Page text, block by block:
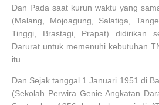
Dan Pada saat kurun waktu yang
(Malang, Mojoagung, Salatiga,
Tinggi, Brastagi, Prapat) didirikan
Darurat untuk memenuhi kebutuhan
itu.
Dan Sejak tanggal 1 Januari 1951 di
(Sekolah Perwira Genie Angkatan